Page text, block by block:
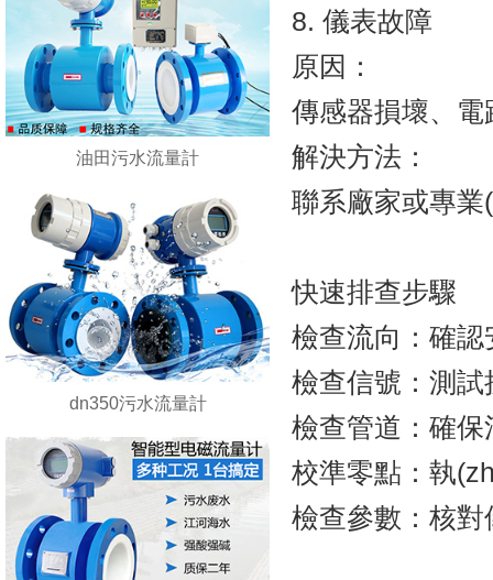
油田污水流量計
dn350污水流量計
8. 儀表故障
原因：
傳感器損壞
解決方法：
聯系廠家或專業
快速排查步驟
檢查流向：確
檢查信號：測試接
檢查管道：確保
校準零點：執
檢查參數：核